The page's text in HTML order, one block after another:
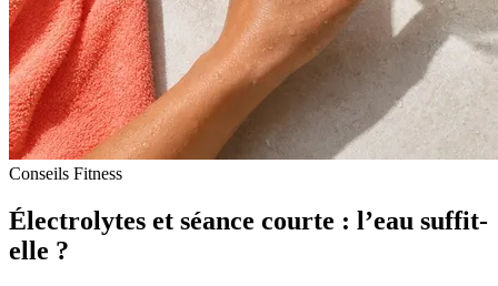
Conseils Fitness
Électrolytes et séance courte : l’eau suffit-
elle ?